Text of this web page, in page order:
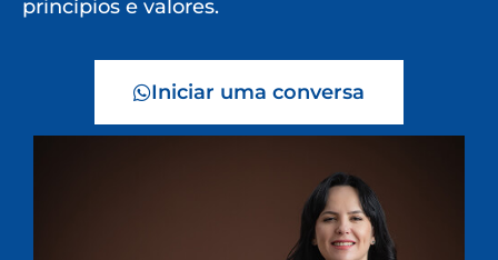
princípios e valores.
Iniciar uma conversa